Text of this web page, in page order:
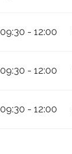
09:30 - 12:00
09:30 - 12:00
09:30 - 12:00